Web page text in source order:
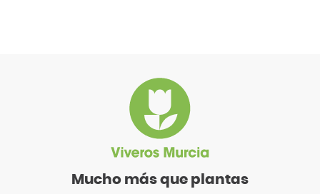
Mucho más que plantas